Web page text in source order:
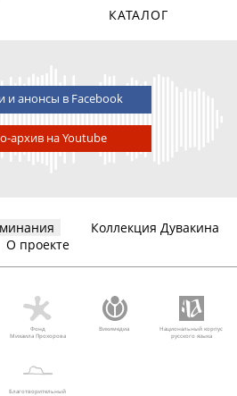
КАТАЛОГ
и анонсы в Facebook
архив на Youtube
Коллекция Дувакина
О проекте
Фонд
Михаила Прохорова
Викимедиа
Национальный корпус
русского языка
Благотворительный